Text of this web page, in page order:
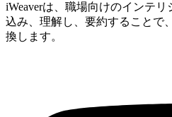
iWeaverは、職場向けのインテ
込み、理解し、要約することで
換します。